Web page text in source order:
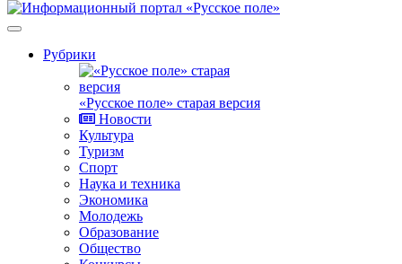
Рубрики
«Русское поле» старая версия
Новости
Культура
Туризм
Спорт
Наука и техника
Экономика
Молодежь
Образование
Общество